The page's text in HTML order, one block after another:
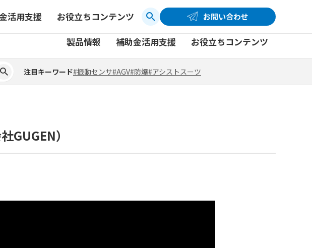
お問い合わせ
から探す 製品一覧
クアップ製品
活用支援
金ヘルプデスク
お役立ちコンテンツ
マ漫画でわかる取扱製品 社員ブログ
注目キーワード#振動センサ#AGV#防爆#アシストスーツ
コーポレートサイト お問い合わせ
製品情報
から探す 製品一覧
補助金活用支援
金ヘルプデスク
お役立ちコンテンツ
マ漫画でわかる取扱製品 社員ブログ
注目キーワード#振動センサ#AGV#防爆#アシストスーツ
GUGEN）